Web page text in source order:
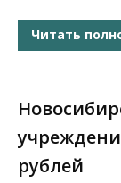
Читать
рублей